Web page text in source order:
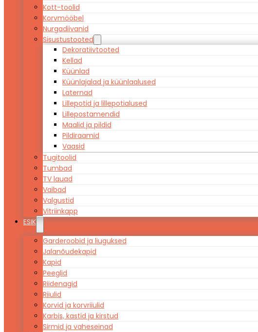
Kott-toolid
Korvmööbel
Nurgadiivanid
Sisustustooted
Dekoratiivtooted
Kellad
Küünlad
Küünlajalad ja küünlaalused
Laternad
Lillepotid ja lillepotialused
Lillepostamendid
Maalid ja pildid
Pildiraamid
Vaasid
Tugitoolid
Tumbad
TV lauad
Vaibad
Valgustid
Vitriinkapp
ESIK
Garderoobid ja liuguksed
Jalanõudekapid
Kapid
Peeglid
Riidenagid
Riiulid
Korvid ja korvriiulid
Karbis, kastid ja kirstud
Sirmid ja vaheseinad